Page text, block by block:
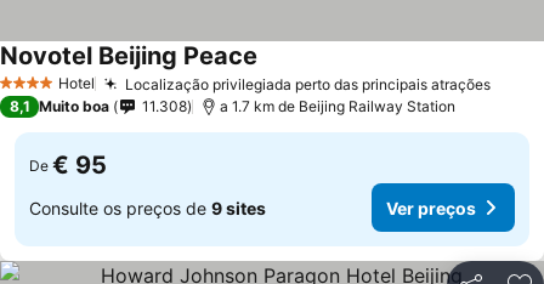
4 EstrelasHotel Localização privilegiada perto das principais atrações
Novotel Beijing Peace
8,1 Muito boa 11.308 a 1.7 km de Beijing Railway Station
De € 95
Consulte os preços de 9 sites Ver preços